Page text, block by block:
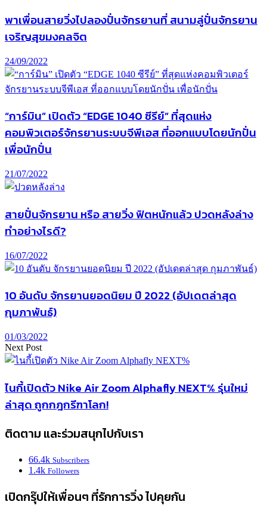
พาเพื่อนสายวิ่งไปลองปั่นจักรยานที่ สนามลู่ปั่นจักรยาน
เจริญสุขมงคลจิต
24/09/2022
“การ์มิน” เปิดตัว “EDGE 1040 ซีรีย์” ที่สุดแห่ง
คอมพิวเตอร์จักรยานระบบจีพีเอส ที่ออกแบบโดยนักปั่น
เพื่อนักปั่น
21/07/2022
สายปั่นจักรยาน หรือ สายวิ่ง ฟิตหนักแล้ว ปวดหลังล่าง
ทำอย่างไรดี?
16/07/2022
10 อันดับ จักรยานยอดนิยม ปี 2022 (อัปเดตล่าสุด
กุมภาพันธ์)
01/03/2022
Next Post
ไนกี้เปิดตัว Nike Air Zoom Alphafly NEXT% รุ่นใหม่
ล่าสุด ถูกกฎกรีฑาโลก!
ติดตาม และร่วมสนุกไปกับเรา
66.4k Subscribers
1.4k Followers
เปิดกรุ๊ปให้เพื่อนๆ ที่รักการวิ่ง ไปคุยกัน